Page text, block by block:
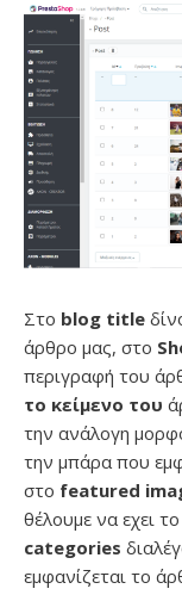
Στο blog title
άρθρο μας, στο
περιγραφή του
το κείμενο του
την ανάλογη
την μπάρα που
στο featured
θέλουμε να εχει
categories
εμφανίζεται το